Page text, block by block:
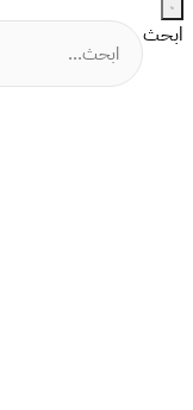
ابحث